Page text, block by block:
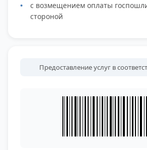
с возмещением оплаты
стороной
Предоставление услуг в